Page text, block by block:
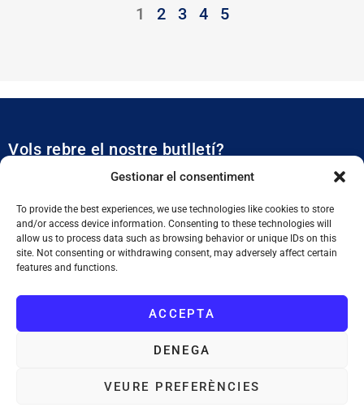
Gestionar el consentiment
To provide the best experiences, we use technologies like cookies to store
and/or access device information. Consenting to these technologies will
allow us to process data such as browsing behavior or unique IDs on this
site. Not consenting or withdrawing consent, may adversely affect certain
features and functions.
ACCEPTA
DENEGA
VEURE PREFERÈNCIES
1 2 3 4 5
Vols rebre el nostre butlletí?
Et mantidrem al dia de tota l’actualitat municipal
SUBSCRIURE'M